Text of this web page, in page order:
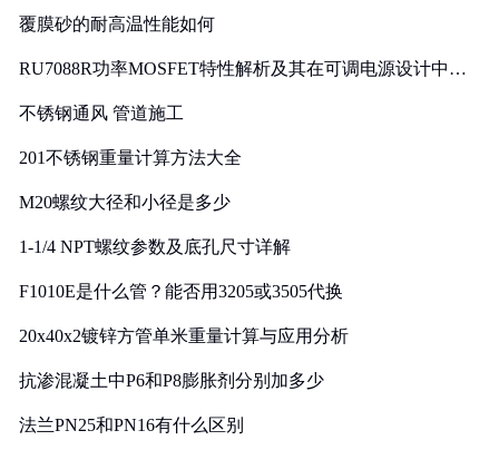
覆膜砂的耐高温性能如何
RU7088R功率MOSFET特性解析及其在可调电源设计中的
不锈钢通风 管道施工
201不锈钢重量计算方法大全
M20螺纹大径和小径是多少
1-1/4 NPT螺纹参数及底孔尺寸详解
F1010E是什么管？能否用3205或3505代换
20x40x2镀锌方管单米重量计算与应用分析
抗渗混凝土中P6和P8膨胀剂分别加多少
法兰PN25和PN16有什么区别